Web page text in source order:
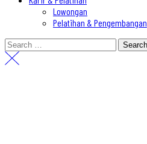
Lowongan
Pelatihan & Pengembangan